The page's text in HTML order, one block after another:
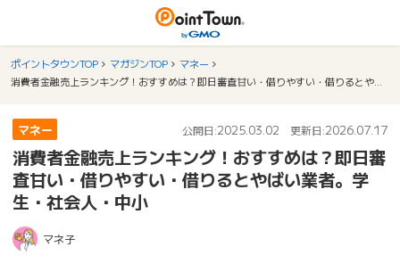
ポイントタウンTOP マガジンTOP
マネー
マネー 公開日:2025.03.02 更新日:2026.07.17
消費者金融売上ランキング！おすすめは？即日審
査甘い・借りやすい・借りるとやばい業者。学
生・社会人・中小
マネ子